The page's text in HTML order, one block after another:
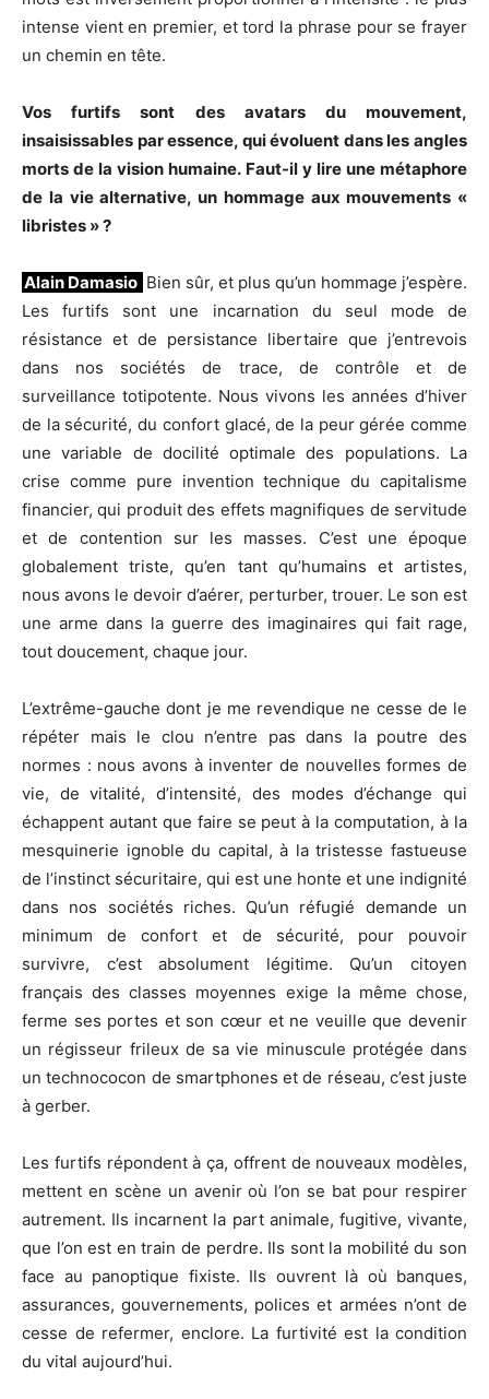
intense vient en premier, et tord la phrase pour se frayer
un chemin en tête.
Vos furtifs sont des avatars du mouvement,
insaisissables par essence, qui évoluent dans les angles
morts de la vision humaine. Faut-il y lire une métaphore
de la vie alternative, un hommage aux mouvements «
libristes » ?
Alain Damasio Bien sûr, et plus qu’un hommage j’espère.
Les furtifs sont une incarnation du seul mode de
résistance et de persistance libertaire que j’entrevois
dans nos sociétés de trace, de contrôle et de
surveillance totipotente. Nous vivons les années d’hiver
de la sécurité, du confort glacé, de la peur gérée comme
une variable de docilité optimale des populations. La
crise comme pure invention technique du capitalisme
financier, qui produit des effets magnifiques de servitude
et de contention sur les masses. C’est une époque
globalement triste, qu’en tant qu’humains et artistes,
nous avons le devoir d’aérer, perturber, trouer. Le son est
une arme dans la guerre des imaginaires qui fait rage,
tout doucement, chaque jour.
L’extrême-gauche dont je me revendique ne cesse de le
répéter mais le clou n’entre pas dans la poutre des
normes : nous avons à inventer de nouvelles formes de
vie, de vitalité, d’intensité, des modes d’échange qui
échappent autant que faire se peut à la computation, à la
mesquinerie ignoble du capital, à la tristesse fastueuse
de l’instinct sécuritaire, qui est une honte et une indignité
dans nos sociétés riches. Qu’un réfugié demande un
minimum de confort et de sécurité, pour pouvoir
survivre, c’est absolument légitime. Qu’un citoyen
français des classes moyennes exige la même chose,
ferme ses portes et son cœur et ne veuille que devenir
un régisseur frileux de sa vie minuscule protégée dans
un technococon de smartphones et de réseau, c’est juste
à gerber.
Les furtifs répondent à ça, offrent de nouveaux modèles,
mettent en scène un avenir où l’on se bat pour respirer
autrement. Ils incarnent la part animale, fugitive, vivante,
que l’on est en train de perdre. Ils sont la mobilité du son
face au panoptique fixiste. Ils ouvrent là où banques,
assurances, gouvernements, polices et armées n’ont de
cesse de refermer, enclore. La furtivité est la condition
du vital aujourd’hui.